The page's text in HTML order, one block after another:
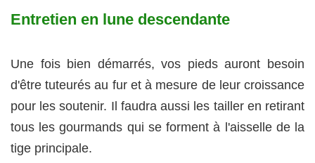
Entretien en lune descendante
Une fois bien démarrés, vos pieds auront besoin
d'être tuteurés au fur et à mesure de leur croissance
pour les soutenir. Il faudra aussi les tailler en retirant
tous les gourmands qui se forment à l'aisselle de la
tige principale.